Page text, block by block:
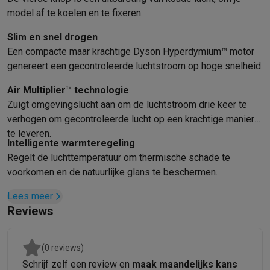
Refurbished
Refurbished smartphones
Huishouden
Wasmachines met ecocheques Droogkasten met ecocheques
Kleine keukentoestellen
Kleine keukentoestellen met ecocheques
Grote keukentoestellen
Vaatwassers met ecochequesKoelkasten met ecocheques
Airco
Airco's met ecocheques
TV & audio
TV met ecochequesBluetooth speakers met ecocheques
Multimedia & telefonie
Smartphones met ecocheques
Elektrische steps met ecocheques
Eco initiatieven
ImpactEnergie besparenRecycleer je oud elektro
model af te koelen en te fixeren.
Slim en snel drogen
Een compacte maar krachtige Dyson Hyperdymium™ motor
genereert een gecontroleerde luchtstroom op hoge snelheid.
Air Multiplier™ technologie
Zuigt omgevingslucht aan om de luchtstroom drie keer te
verhogen om gecontroleerde lucht op een krachtige manier
te leveren.
Intelligente warmteregeling
Regelt de luchttemperatuur om thermische schade te
voorkomen en de natuurlijke glans te beschermen.
Lees meer
Reviews
(0 reviews)
Schrijf zelf een review en maak maandelijks kans